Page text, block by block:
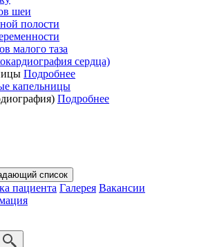
шеи
полости
малого таза
сердца)
Подробнее
капельницы
Подробнее
список
пациента Галерея Вакансии